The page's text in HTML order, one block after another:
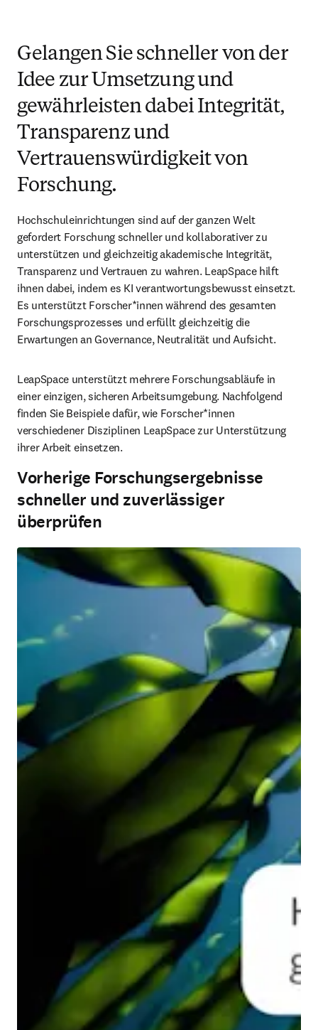
Gelangen Sie schneller von der
Idee zur Umsetzung und
gewährleisten dabei Integrität,
Transparenz und
Vertrauenswürdigkeit von
Forschung.
Hochschuleinrichtungen sind auf der ganzen Welt
gefordert Forschung schneller und kollaborativer zu
unterstützen und gleichzeitig akademische Integrität,
Transparenz und Vertrauen zu wahren. LeapSpace hilft
ihnen dabei, indem es KI verantwortungsbewusst einsetzt.
Es unterstützt Forscher*innen während des gesamten
Forschungsprozesses und erfüllt gleichzeitig die
Erwartungen an Governance, Neutralität und Aufsicht.
LeapSpace unterstützt mehrere Forschungsabläufe in
einer einzigen, sicheren Arbeitsumgebung. Nachfolgend
finden Sie Beispiele dafür, wie Forscher*innen
verschiedener Disziplinen LeapSpace zur Unterstützung
ihrer Arbeit einsetzen.
Vorherige Forschungsergebnisse
schneller und zuverlässiger
überprüfen